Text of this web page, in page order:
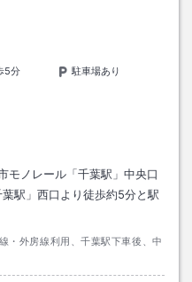
5分
駐車場あり
モノレール「千葉駅」中央口
駅」西口より徒歩約5分と駅
・外房線利用、千葉駅下車後、中